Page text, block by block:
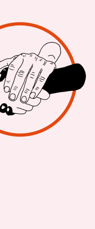
US-Präsident
zu spielen. Seit
Wirtschaftsmächte
den letzten
aber kündigte
an.Zudem drohte
Importe zu